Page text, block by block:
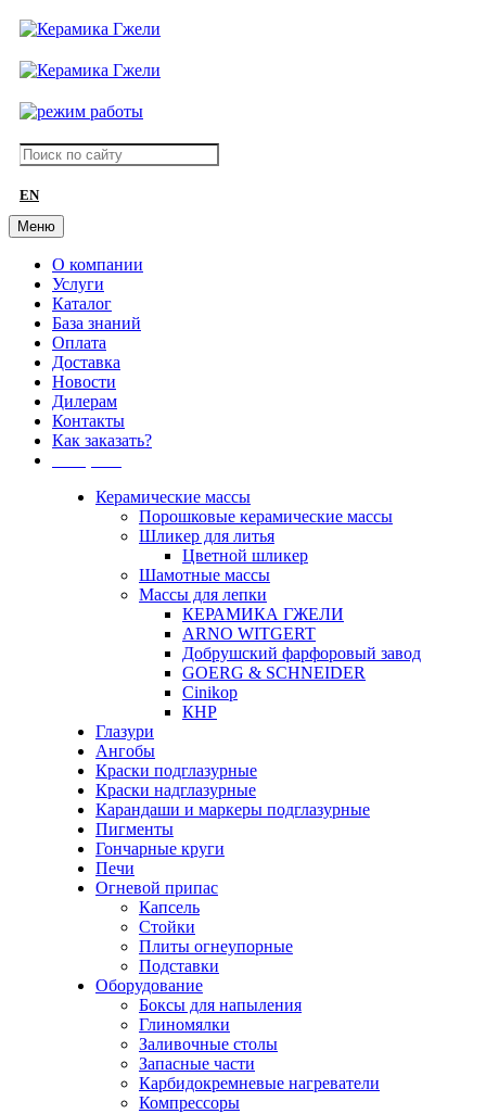
EN
Меню
О компании
Услуги
Каталог
База знаний
Оплата
Доставка
Новости
Дилерам
Контакты
Как заказать?
Керамические массы
Порошковые керамические массы
Шликер для литья
Цветной шликер
Шамотные массы
Массы для лепки
КЕРАМИКА ГЖЕЛИ
ARNO WITGERT
Добрушский фарфоровый завод
GOERG & SCHNEIDER
Cinikop
КНР
Глазури
Ангобы
Краски подглазурные
Краски надглазурные
Карандаши и маркеры подглазурные
Пигменты
Гончарные круги
Печи
Огневой припас
Капсель
Стойки
Плиты огнеупорные
Подставки
Оборудование
Боксы для напыления
Глиномялки
Заливочные столы
Запасные части
Карбидокремневые нагреватели
Компрессоры